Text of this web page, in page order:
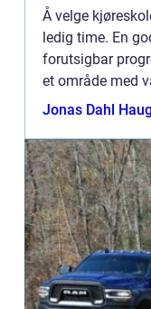
Å velge
ledig time. En
forutsigbar
et område med
bykjerner og
Jonas Dahl